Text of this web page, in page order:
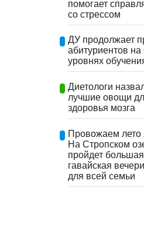
помогает
со стрессом
ДУ продолжает
абитуриентов на
уровнях
Диетологи
лучшие овощи
здоровья мозга
Провожаем лето
На Стропском
пройдет большая
гавайская
для всей семьи